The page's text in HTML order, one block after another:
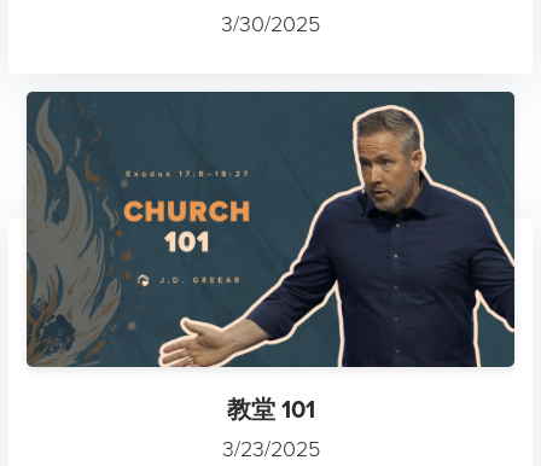
3/30/2025
教堂 101
3/23/2025